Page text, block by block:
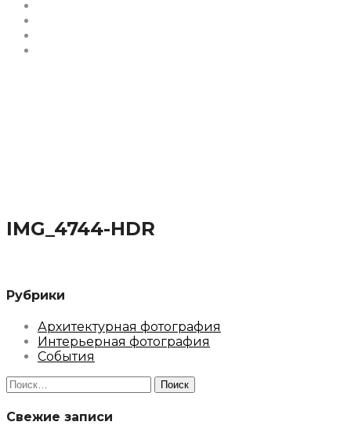
IMG_4744-HDR
Рубрики
Архитектурная фотография
Интерьерная фотография
События
Найти:
Свежие записи